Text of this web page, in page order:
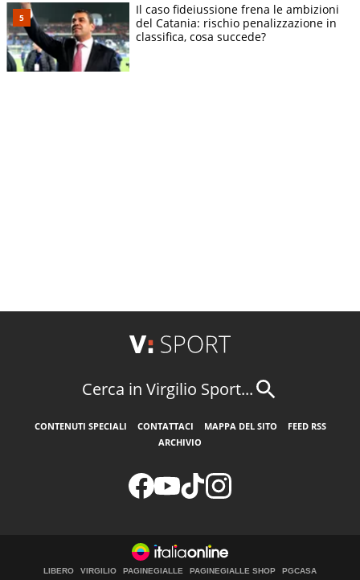
Il caso fideiussione frena le ambizioni
del Catania: rischio penalizzazione in
classifica, cosa succede?
Cerca in Virgilio Sport...
CONTENUTI SPECIALI CONTATTACI MAPPA DEL SITO
FEED RSS
ARCHIVIO
LIBERO VIRGILIO PAGINEGIALLE PAGINEGIALLE SHOP PGCASA